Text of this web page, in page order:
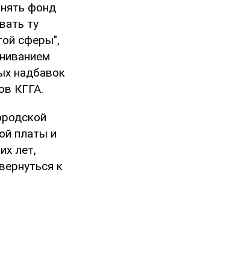
фонд
ту
сферы",
надбавок
КГГА.
платы и
лет,
к